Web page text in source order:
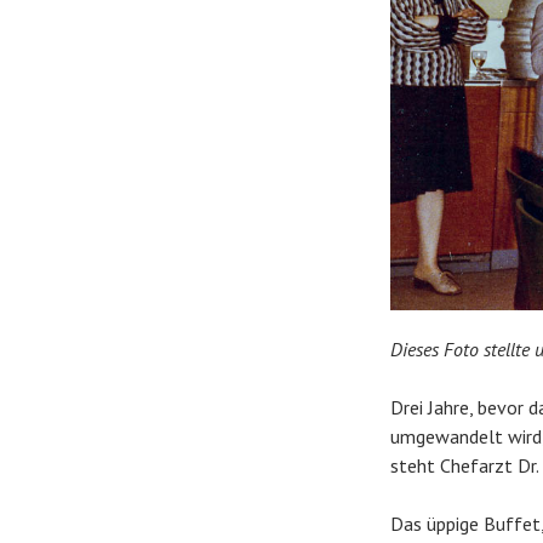
Dieses Foto stellte
Drei Jahre, bevor
umgewandelt
steht Chefarzt Dr.
Das üppige